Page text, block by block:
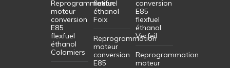
Reprogrammation
moteur
conversion
E85
flexfuel
éthanol
Colomiers
flexfuel
éthanol
Foix
Reprogrammation
moteur
conversion
E85
conversion
E85
flexfuel
éthanol
Verfeil
Reprogrammation
moteur